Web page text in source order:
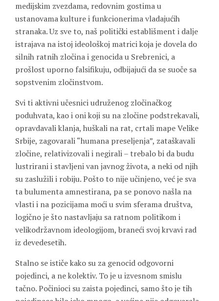
medijskim zvezdama, redovnim gostima u
ustanovama kulture i funkcionerima vladajućih
stranaka. Uz sve to, naš politički establišment i dalje
istrajava na istoj ideološkoj matrici koja je dovela do
silnih ratnih zločina i genocida u Srebrenici, a
prošlost uporno falsifikuju, odbijajući da se suoče sa
sopstvenim zločinstvom.
Svi ti aktivni učesnici udruženog zločinačkog
poduhvata, kao i oni koji su na zločine podstrekavali,
opravdavali klanja, huškali na rat, crtali mape Velike
Srbije, zagovarali “humana preseljenja”, zataškavali
zločine, relativizovali i negirali – trebalo bi da budu
lustrirani i stavljeni van javnog života, a neki od njih
su zaslužili i robiju. Pošto to nije učinjeno, već je sva
ta bulumenta amnestirana, pa se ponovo našla na
vlasti i na pozicijama moći u svim sferama društva,
logično je što nastavljaju sa ratnom politikom i
velikodržavnom ideologijom, braneći svoj krvavi rad
iz devedesetih.
Stalno se ističe kako su za genocid odgovorni
pojedinci, a ne kolektiv. To je u izvesnom smislu
tačno. Počinioci su zaista pojedinci, samo što je tih